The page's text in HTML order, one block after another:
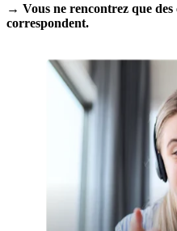
→ Vous ne rencontrez que
correspondent.